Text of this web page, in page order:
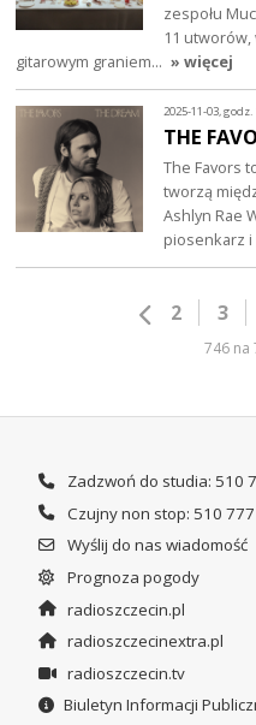
zespołu
11 utworów,
gitarowym graniem… » więcej
2025-11-03, godz.
THE
The Favors
tworzą
Ashlyn Rae
piosenkarz
2 3
746 na
Zadzwoń do studia: 510
Czujny non stop: 510
Wyślij do nas wiadomość
Prognoza pogody
radioszczecin.pl
radioszczecinextra.pl
radioszczecin.tv
Biuletyn Informacji